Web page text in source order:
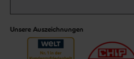
Unsere Auszeichnungen